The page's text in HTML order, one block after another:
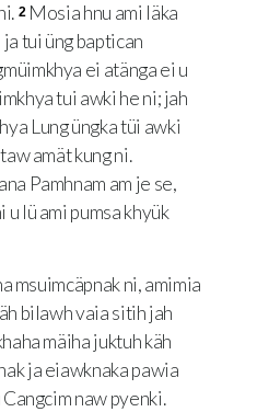
2 Mosia hnu ami läka
tui üng baptican
ei atänga ei u
tui awki he ni; jah
Lung üngka tüi awki
amät kung ni.
Pamhnam am je se,
lü ami pumsa khyük
msuimcäpnak ni, amimia
bilawh vaia sitih jah
mäiha juktuh käh
ja eiawknaka pawia
naw pyenki.